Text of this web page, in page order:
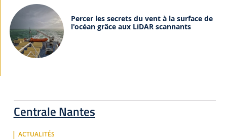
Centrale Nantes
ACTUALITÉS
Percer les secrets du vent à la surface de
l'océan grâce aux LiDAR scannants